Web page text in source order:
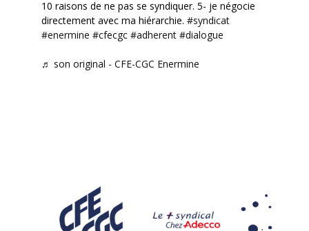
10 raisons de ne pas se syndiquer. 5- je négocie
directement avec ma hiérarchie. #syndicat
#enermine #cfecgc #adherent #dialogue
♬ son original - CFE-CGC Enermine